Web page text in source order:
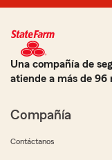
Una compañía de
atiende a más de 96
Compañía
Contáctanos